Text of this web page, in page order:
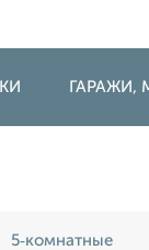
5‑комнатные